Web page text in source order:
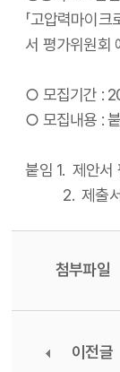
「고압력마이
서 평가위원회
○ 모집기간 :
○ 모집내용 :
붙임 1. 제안서
2. 제출서
첨부파일
이전글